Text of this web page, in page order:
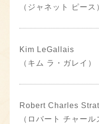
（ジャネット ピース
Kim LeGallais
（キム ラ・ガレイ）
Robert Charles
（ロバート チャール